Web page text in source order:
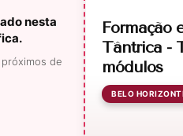
nesta
de
Formação
Tântrica -
módulos
BELO